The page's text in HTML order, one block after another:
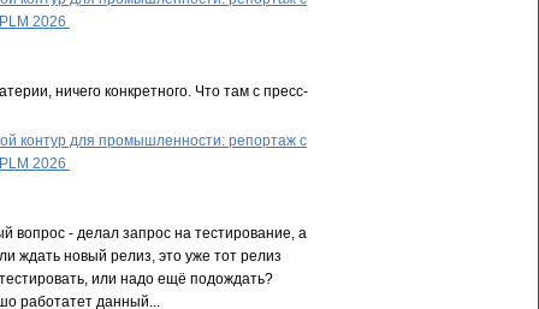
2026
ничего конкретного. Что там с пресс-
контур для промышленности: репортаж с
2026
вопрос - делал запрос на тестирование, а
ждать новый релиз, это уже тот релиз
или надо ещё подождать?
работатет данный...